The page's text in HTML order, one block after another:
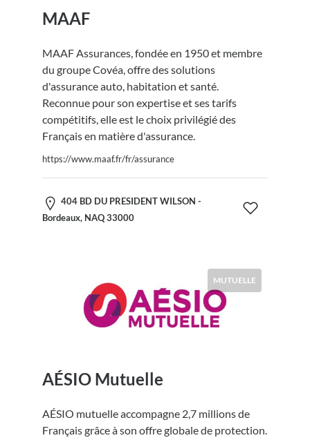
MAAF
MAAF Assurances, fondée en 1950 et membre
du groupe Covéa, offre des solutions
d'assurance auto, habitation et santé.
Reconnue pour son expertise et ses tarifs
compétitifs, elle est le choix privilégié des
Français en matière d'assurance.
https://www.maaf.fr/fr/assurance
404 BD DU PRESIDENT WILSON -
Bordeaux, NAQ 33000
MUTUELLE
AÉSIO Mutuelle
AÉSIO mutuelle accompagne 2,7 millions de
Français grâce à son offre globale de protection.